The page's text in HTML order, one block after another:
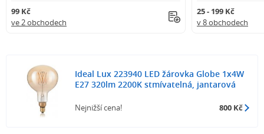
99 Kč
ve 2 obchodech
25 - 199 Kč
v 8 obchodech
Ideal Lux 223940 LED žárovka Globe 1x4W
E27 320lm 2200K stmívatelná, jantarová
Nejnižší cena! 800 Kč